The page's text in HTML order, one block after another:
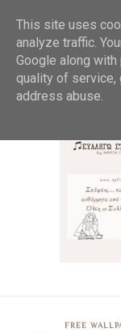
MENU
FREE
This site uses
analyze traffic.
Google along
quality of service,
address abuse.